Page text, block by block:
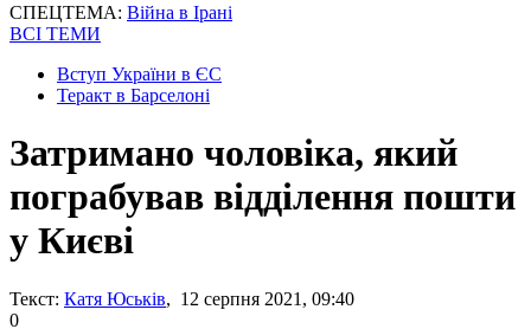
СПЕЦТЕМА: Війна в Ірані
ВСІ ТЕМИ
Вступ України в ЄС
Теракт в Барселоні
Затримано чоловіка, який
пограбував відділення пошти
у Києві
Текст: Катя Юськів, 12 серпня 2021, 09:40
0